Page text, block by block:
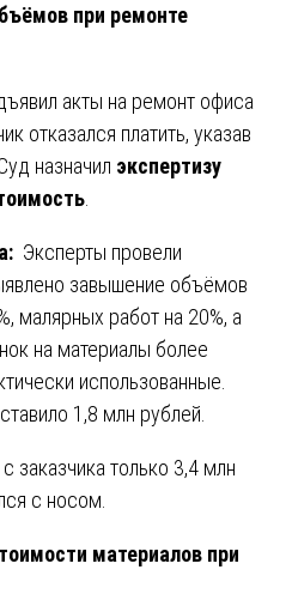
при ремонте
акты на ремонт офиса
отказался платить, указав
назначил экспертизу
Эксперты провели
завышение объёмов
малярных работ на 20%, а
на материалы более
использованные.
1,8 млн рублей.
заказчика только 3,4 млн
с носом.
материалов при